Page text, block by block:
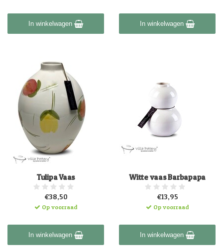
In winkelwagen In winkelwagen
Tulipa Vaas
€38,50
Op voorraad
In winkelwagen
Witte vaas Barbapapa
€13,95
Op voorraad
In winkelwagen